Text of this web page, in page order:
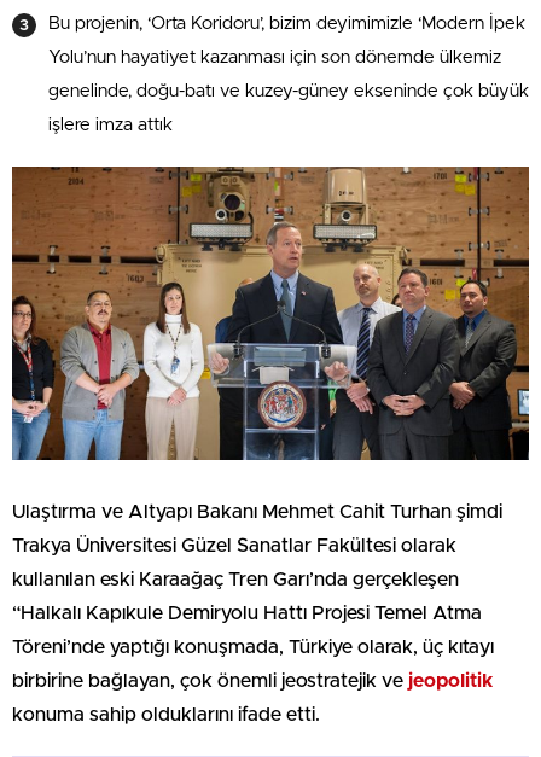
Bu projenin, ‘Orta Koridoru’, bizim deyimimizle ‘Modern İpek
Yolu’nun hayatiyet kazanması için son dönemde ülkemiz
genelinde, doğu-batı ve kuzey-güney ekseninde çok büyük
işlere imza attık
Ulaştırma ve Altyapı Bakanı Mehmet Cahit Turhan şimdi
Trakya Üniversitesi Güzel Sanatlar Fakültesi olarak
kullanılan eski Karaağaç Tren Garı’nda gerçekleşen
“Halkalı Kapıkule Demiryolu Hattı Projesi Temel Atma
Töreni’nde yaptığı konuşmada, Türkiye olarak, üç kıtayı
birbirine bağlayan, çok önemli jeostratejik ve jeopolitik
konuma sahip olduklarını ifade etti.